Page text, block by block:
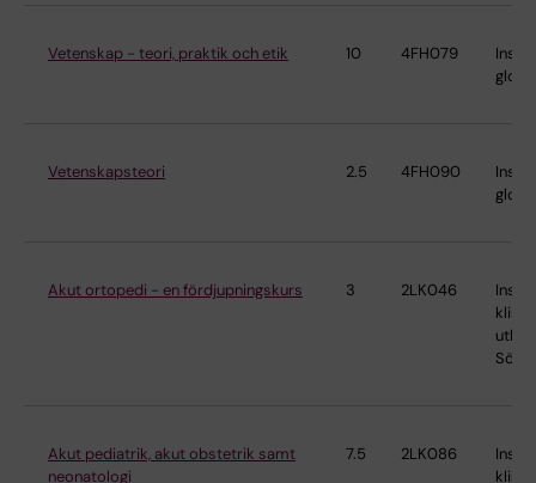
Vetenskap - teori, praktik och etik 10 4FH079
Vetenskapsteori 2.5 4FH090
Akut ortopedi - en fördjupningskurs 3 2LK046
Akut pediatrik, akut obstetrik samt
neonatologi
7.5 2LK086